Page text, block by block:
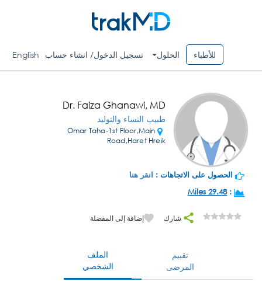
للأطباء الحلول تسجيل الدخول/ انشاء حساب English
Dr. Faiza Ghanawi, MD
طبيب النساء والتوليد
Omar Taha-1st Floor,Main
Road,Haret Hreik
الحصول على الاتجاهات : انقر هنا
:
29.48 Miles
شارك إضافة إلى المفضلة
الملف
الشخصي
تقييم
المرضى